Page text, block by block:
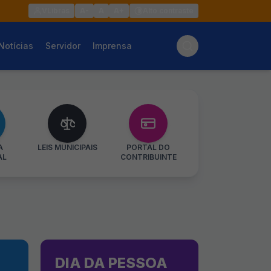
Servidor Imprensa
LEIS MUNICIPAIS
PORTAL DO
CONTRIBUINTE
DIA DA PESSOA